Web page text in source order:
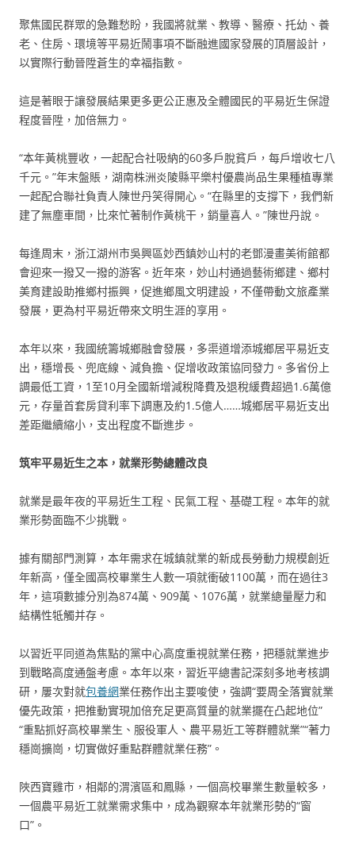
聚焦國民群眾的急難愁盼，我國將就業、教導、醫療、托幼、養
老、住房、環境等平易近鬧事項不斷融進國家發展的頂層設計，
以實際行動晉陞蒼生的幸福指數。
這是著眼于讓發展結果更多更公正惠及全體國民的平易近生保證
程度晉陞，加倍無力。
“本年黃桃豐收，一起配合社吸納的60多戶脫貧戶，每戶增收七八
千元。”年末盤賬，湖南株洲炎陵縣平樂村優農尚品生果種植專業
一起配合聯社負責人陳世丹笑得開心。“在縣里的支撐下，我們新
建了無塵車間，比來忙著制作黃桃干，銷量喜人。”陳世丹說。
每逢周末，浙江湖州市吳興區妙西鎮妙山村的老鄧漫畫美術館都
會迎來一撥又一撥的游客。近年來，妙山村通過藝術鄉建、鄉村
美育建設助推鄉村振興，促進鄉風文明建設，不僅帶動文旅產業
發展，更為村平易近帶來文明生涯的享用。
本年以來，我國統籌城鄉融會發展，多渠道增添城鄉居平易近支
出，穩增長、兜底線、減負擔、促增收政策協同發力。多省份上
調最低工資，1至10月全國新增減稅降費及退稅緩費超過1.6萬億
元，存量首套房貸利率下調惠及約1.5億人……城鄉居平易近支出
差距繼續縮小，支出程度不斷進步。
筑牢平易近生之本，就業形勢總體改良
就業是最年夜的平易近生工程、民氣工程、基礎工程。本年的就
業形勢面臨不少挑戰。
據有關部門測算，本年需求在城鎮就業的新成長勞動力規模創近
年新高，僅全國高校畢業生人數一項就衝破1100萬，而在過往3
年，這項數據分別為874萬、909萬、1076萬，就業總量壓力和
結構性牴觸并存。
以習近平同道為焦點的黨中心高度重視就業任務，把穩就業進步
到戰略高度通盤考慮。本年以來，習近平總書記深刻多地考核調
研，屢次對就包養網業任務作出主要唆使，強調“要周全落實就業
優先政策，把推動實現加倍充足更高質量的就業擺在凸起地位”
“重點抓好高校畢業生、服役軍人、農平易近工等群體就業”“著力
穩崗擴崗，切實做好重點群體就業任務”。
陜西寶雞市，相鄰的渭濱區和鳳縣，一個高校畢業生數量較多，
一個農平易近工就業需求集中，成為觀察本年就業形勢的“窗
口”。